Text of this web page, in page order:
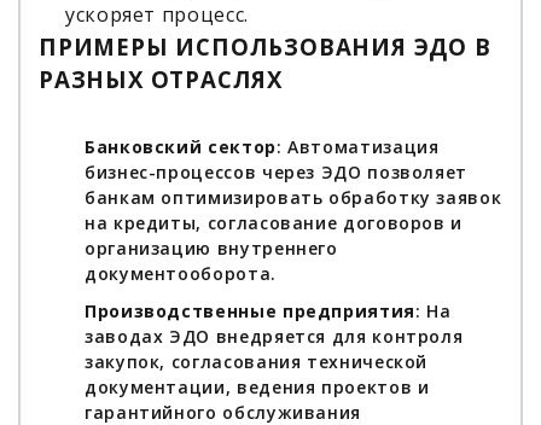
ускоряет процесс.
ПРИМЕРЫ ИСПОЛЬЗОВАНИЯ ЭДО В
РАЗНЫХ ОТРАСЛЯХ
Банковский сектор: Автоматизация
бизнес-процессов через ЭДО позволяет
банкам оптимизировать обработку заявок
на кредиты, согласование договоров и
организацию внутреннего
документооборота.
Производственные предприятия: На
заводах ЭДО внедряется для контроля
закупок, согласования технической
документации, ведения проектов и
гарантийного обслуживания